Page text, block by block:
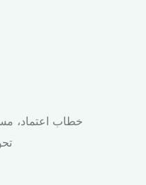
خطاب اعتماد،